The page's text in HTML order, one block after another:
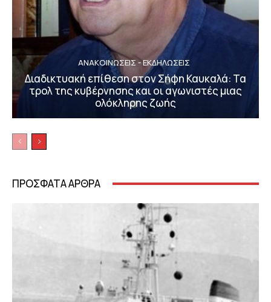
ΑΝΑΚΟΙΝΩΣΕΙΣ - ΕΚΔΗΛΩΣΕΙΣ
Διαδικτυακή επίθεση στον Σήφη Καυκαλά: Τα
τρολ της κυβέρνησης και οι αγωνιστές μιας
ολόκληρης ζωής
ΠΡΟΣΦΑΤΑ ΑΡΘΡΑ